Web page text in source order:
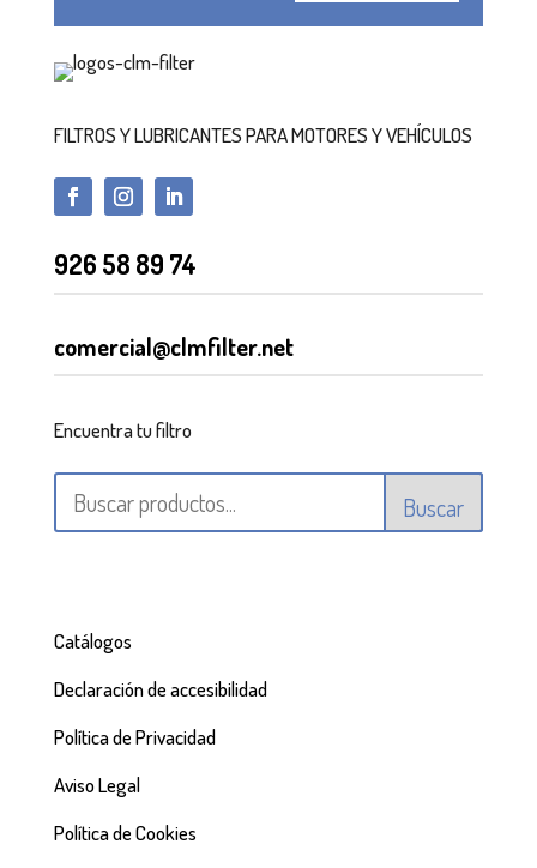
FILTROS Y LUBRICANTES PARA MOTORES Y VEHÍCULOS
926 58 89 74
comercial@clmfilter.net
Encuentra tu filtro
Buscar
Catálogos
Declaración de accesibilidad
Política de Privacidad
Aviso Legal
Política de Cookies